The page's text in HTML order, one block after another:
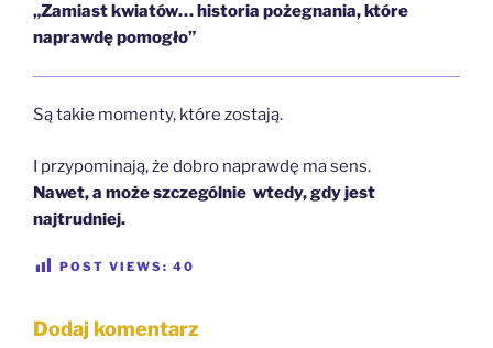
„Zamiast kwiatów… historia pożegnania, które
naprawdę pomogło”
Są takie momenty, które zostają.
I przypominają, że dobro naprawdę ma sens.
Nawet, a może szczególnie wtedy, gdy jest
najtrudniej.
POST VIEWS: 40
Dodaj komentarz